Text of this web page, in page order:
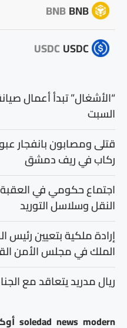
BNB
BNB
USDC
USDC
“الأشغال” تبدأ أعمال
السبت
قتلى ومصابون بانفجار
ركاب في ريف دمشق
اجتماع حكومي في
النقل وسلاسل التوريد
إرادة ملكية بتعيين
الملك في مجلس الأمن
ريال مدريد يتعاقد مع
modern
news
soledad